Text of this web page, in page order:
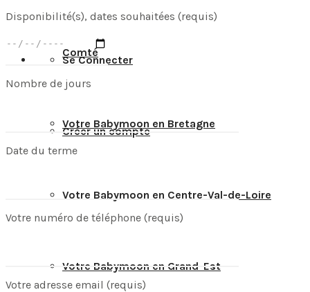
Se Connecter
Créer un compte
Comté
Votre Babymoon en Bretagne
Votre Babymoon en Centre-Val-de-Loire
Votre Babymoon en Grand-Est
Disponibilité(s), dates souhaitées (requis)
Nombre de jours
Date du terme
Votre numéro de téléphone (requis)
Votre adresse email (requis)